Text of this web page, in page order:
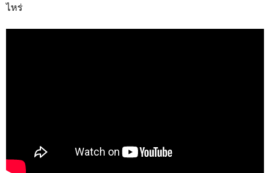
ไหร่